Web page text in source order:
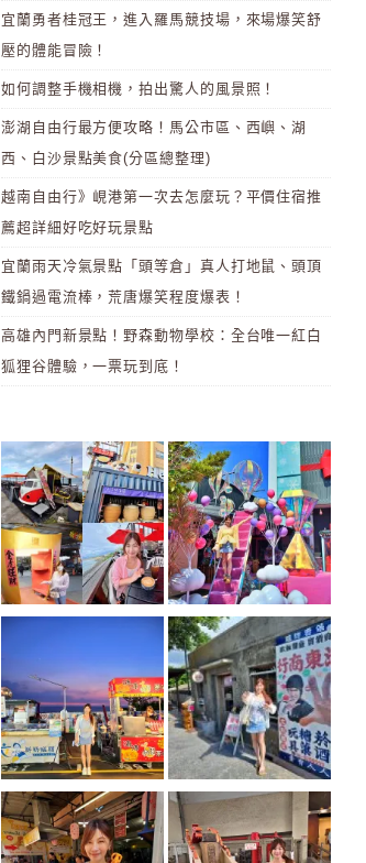
宜蘭勇者桂冠王，進入羅馬競技場，來場爆笑舒
壓的體能冒險！
如何調整手機相機，拍出驚人的風景照！
澎湖自由行最方便攻略！馬公市區、西嶼、湖
西、白沙景點美食(分區總整理)
越南自由行》峴港第一次去怎麼玩？平價住宿推
薦超詳細好吃好玩景點
宜蘭雨天冷氣景點「頭等倉」真人打地鼠、頭頂
鐵鍋過電流棒，荒唐爆笑程度爆表！
高雄內門新景點！野森動物學校：全台唯一紅白
狐狸谷體驗，一票玩到底！